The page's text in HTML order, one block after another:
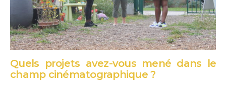
Quels projets avez-vous mené dans le
champ cinématographique ?